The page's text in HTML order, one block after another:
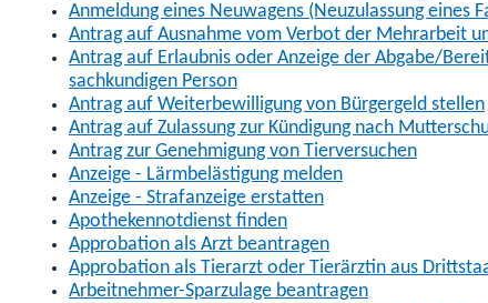
Anmeldung eines Neuwagens (Neuzulassung eines
Antrag auf Ausnahme vom Verbot der Mehrarbeit
Antrag auf Erlaubnis oder Anzeige der Abgabe/
sachkundigen Person
Antrag auf Weiterbewilligung von Bürgergeld stellen
Antrag auf Zulassung zur Kündigung nach
Antrag zur Genehmigung von Tierversuchen
Anzeige - Lärmbelästigung melden
Anzeige - Strafanzeige erstatten
Apothekennotdienst finden
Approbation als Arzt beantragen
Approbation als Tierarzt oder Tierärztin aus
Arbeitnehmer-Sparzulage beantragen